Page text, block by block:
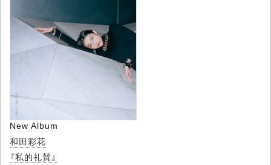
New Album
和田彩花
『私的礼賛』